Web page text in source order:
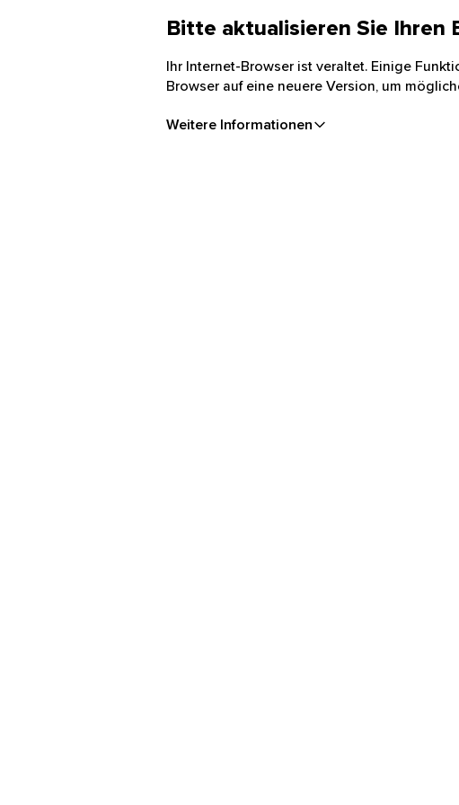
Bitte aktualisieren Sie Ihren
Ihr Internet-Browser ist veraltet. Einige
Browser auf eine neuere Version, um
Weitere Informationen